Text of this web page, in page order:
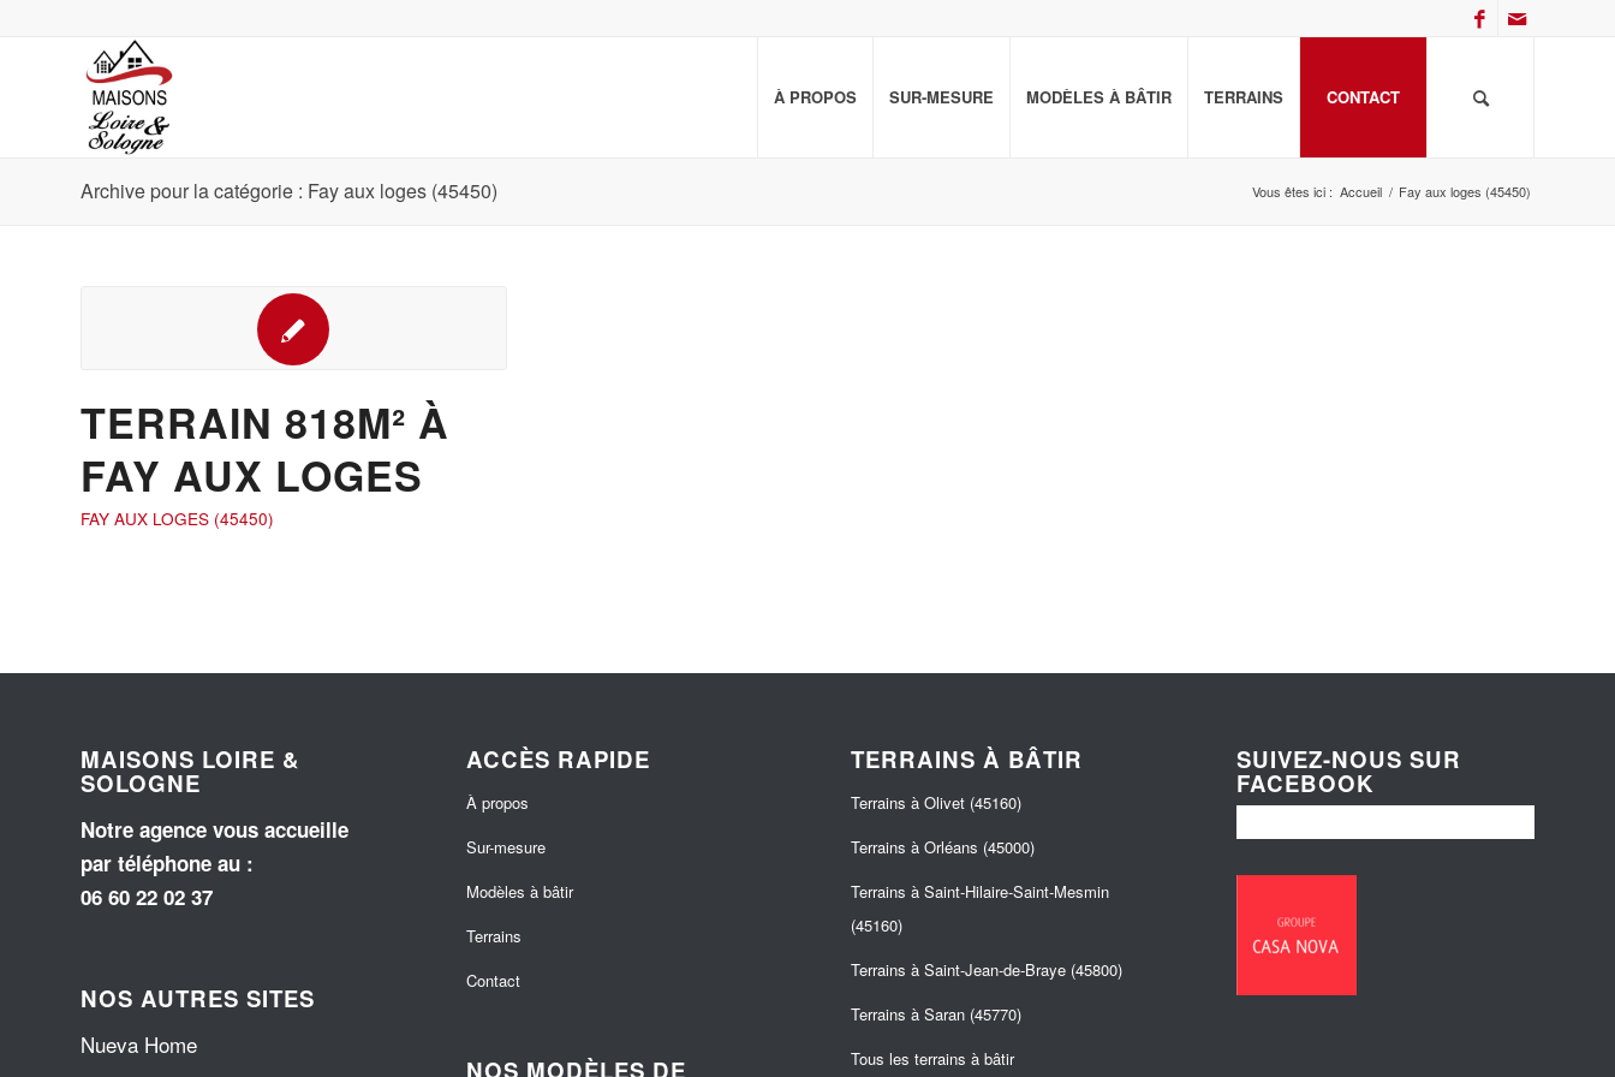
À PROPOS SUR-MESURE MODÈLES À BÂTIR TERRAINS CONTACT
Archive pour la catégorie : Fay aux loges (45450) Vous êtes ici : Accueil / Fay aux loges (45450)
TERRAIN 818M² À
FAY AUX LOGES
FAY AUX LOGES (45450)
MAISONS LOIRE &
SOLOGNE
Notre agence vous accueille
par téléphone au :
06 60 22 02 37
NOS AUTRES SITES
Nueva Home
ACCÈS RAPIDE
À propos
Sur-mesure
Modèles à bâtir
Terrains
Contact
NOS MODÈLES DE
TERRAINS À BÂTIR
Terrains à Olivet (45160)
Terrains à Orléans (45000)
Terrains à Saint-Hilaire-Saint-Mesmin
(45160)
Terrains à Saint-Jean-de-Braye (45800)
Terrains à Saran (45770)
Tous les terrains à bâtir
SUIVEZ-NOUS SUR
FACEBOOK